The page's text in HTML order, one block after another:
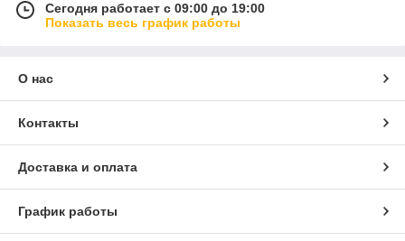
Сегодня работает с 09:00 до 19:00
Показать весь график работы
О нас
Контакты
Доставка и оплата
График работы